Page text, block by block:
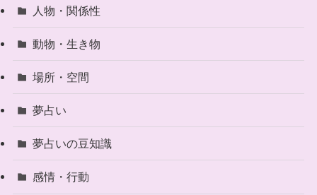
人物・関係性
動物・生き物
場所・空間
夢占い
夢占いの豆知識
感情・行動